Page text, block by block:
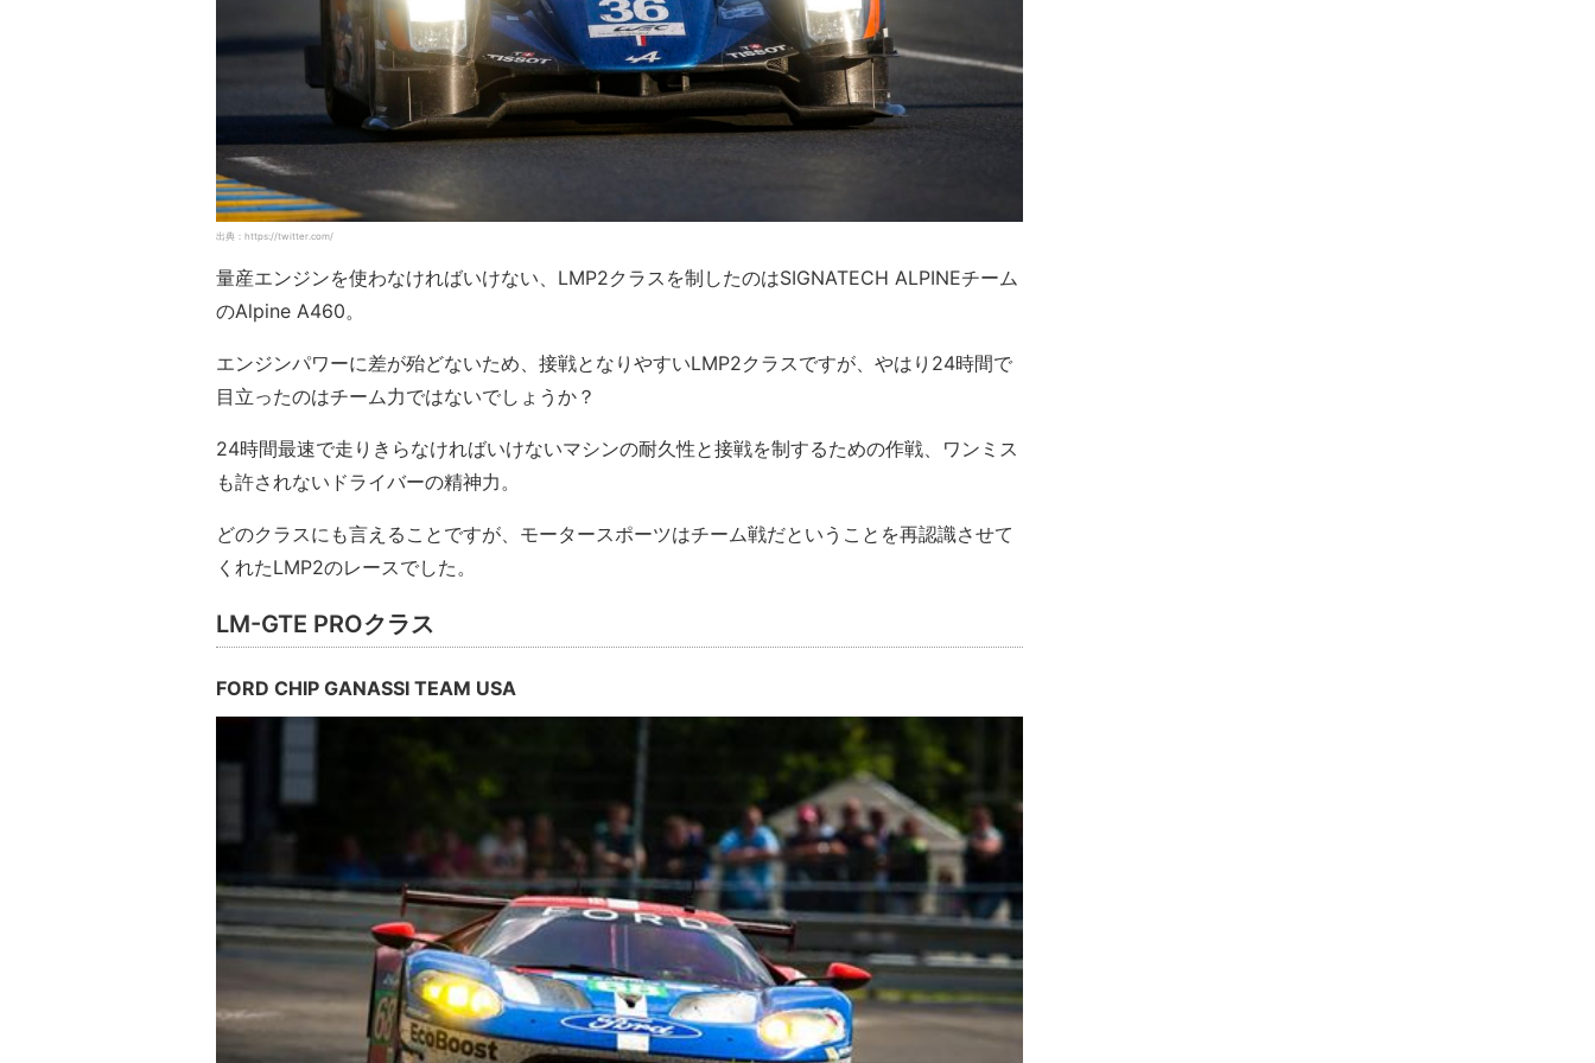
出典：https://twitter.com/
量産エンジンを使わなければいけない、LMP2クラスを制したのはSIGNATECH ALPINEチーム
のAlpine A460。
エンジンパワーに差が殆どないため、接戦となりやすいLMP2クラスですが、やはり24時間で
目立ったのはチーム力ではないでしょうか？
24時間最速で走りきらなければいけないマシンの耐久性と接戦を制するための作戦、ワンミス
も許されないドライバーの精神力。
どのクラスにも言えることですが、モータースポーツはチーム戦だということを再認識させて
くれたLMP2のレースでした。
LM-GTE PROクラス
FORD CHIP GANASSI TEAM USA